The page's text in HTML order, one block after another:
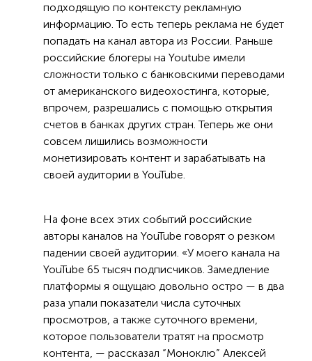
подходящую по контексту рекламную
информацию. То есть теперь реклама не будет
попадать на канал автора из России. Раньше
российские блогеры на Youtube имели
сложности только с банковскими переводами
от американского видеохостинга, которые,
впрочем, разрешались с помощью открытия
счетов в банках других стран. Теперь же они
совсем лишились возможности
монетизировать контент и зарабатывать на
своей аудитории в YouTube.
На фоне всех этих событий российские
авторы каналов на YouTube говорят о резком
падении своей аудитории. «У моего канала на
YouTube 65 тысяч подписчиков. Замедление
платформы я ощущаю довольно остро — в два
раза упали показатели числа суточных
просмотров, а также суточного времени,
которое пользователи тратят на просмотр
контента, — рассказал “Моноклю” Алексей